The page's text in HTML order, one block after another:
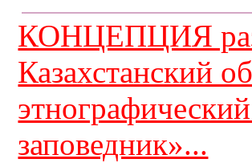
КОНЦЕПЦИЯ
Казахстанский
заповедник»...